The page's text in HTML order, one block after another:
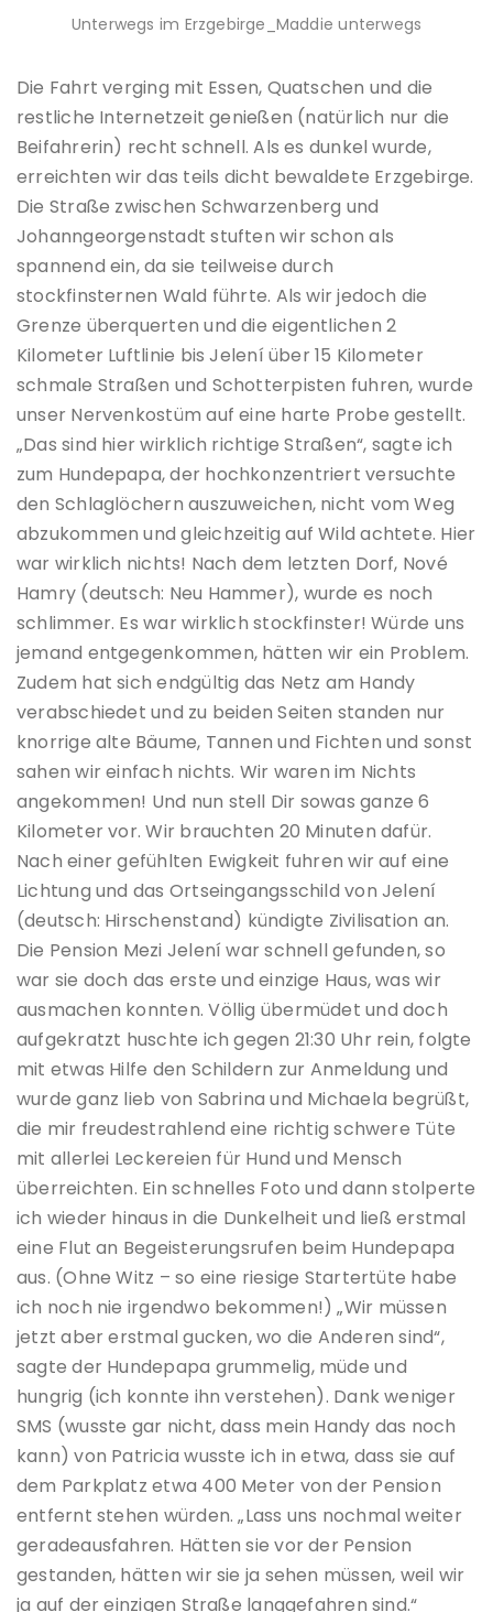
Unterwegs im Erzgebirge_Maddie unterwegs
Die Fahrt verging mit Essen, Quatschen und die
restliche Internetzeit genießen (natürlich nur die
Beifahrerin) recht schnell. Als es dunkel wurde,
erreichten wir das teils dicht bewaldete Erzgebirge.
Die Straße zwischen Schwarzenberg und
Johanngeorgenstadt stuften wir schon als
spannend ein, da sie teilweise durch
stockfinsternen Wald führte. Als wir jedoch die
Grenze überquerten und die eigentlichen 2
Kilometer Luftlinie bis Jelení über 15 Kilometer
schmale Straßen und Schotterpisten fuhren, wurde
unser Nervenkostüm auf eine harte Probe gestellt.
„Das sind hier wirklich richtige Straßen“, sagte ich
zum Hundepapa, der hochkonzentriert versuchte
den Schlaglöchern auszuweichen, nicht vom Weg
abzukommen und gleichzeitig auf Wild achtete. Hier
war wirklich nichts! Nach dem letzten Dorf, Nové
Hamry (deutsch: Neu Hammer), wurde es noch
schlimmer. Es war wirklich stockfinster! Würde uns
jemand entgegenkommen, hätten wir ein Problem.
Zudem hat sich endgültig das Netz am Handy
verabschiedet und zu beiden Seiten standen nur
knorrige alte Bäume, Tannen und Fichten und sonst
sahen wir einfach nichts. Wir waren im Nichts
angekommen! Und nun stell Dir sowas ganze 6
Kilometer vor. Wir brauchten 20 Minuten dafür.
Nach einer gefühlten Ewigkeit fuhren wir auf eine
Lichtung und das Ortseingangsschild von Jelení
(deutsch: Hirschenstand) kündigte Zivilisation an.
Die Pension Mezi Jelení war schnell gefunden, so
war sie doch das erste und einzige Haus, was wir
ausmachen konnten. Völlig übermüdet und doch
aufgekratzt huschte ich gegen 21:30 Uhr rein, folgte
mit etwas Hilfe den Schildern zur Anmeldung und
wurde ganz lieb von Sabrina und Michaela begrüßt,
die mir freudestrahlend eine richtig schwere Tüte
mit allerlei Leckereien für Hund und Mensch
überreichten. Ein schnelles Foto und dann stolperte
ich wieder hinaus in die Dunkelheit und ließ erstmal
eine Flut an Begeisterungsrufen beim Hundepapa
aus. (Ohne Witz – so eine riesige Startertüte habe
ich noch nie irgendwo bekommen!) „Wir müssen
jetzt aber erstmal gucken, wo die Anderen sind“,
sagte der Hundepapa grummelig, müde und
hungrig (ich konnte ihn verstehen). Dank weniger
SMS (wusste gar nicht, dass mein Handy das noch
kann) von Patricia wusste ich in etwa, dass sie auf
dem Parkplatz etwa 400 Meter von der Pension
entfernt stehen würden. „Lass uns nochmal weiter
geradeausfahren. Hätten sie vor der Pension
gestanden, hätten wir sie ja sehen müssen, weil wir
ja auf der einzigen Straße langgefahren sind.“